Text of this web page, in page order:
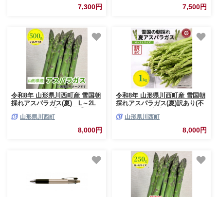
7,300円 7,500円
令和8年 山形県川西町産 雪国朝
採れアスパラガス(夏) L～2L
山形県川西町
8,000円
令和8年 山形県川西町産 雪国朝
採れアスパラガス(夏)訳あり(不
1kg【1764660】
山形県川西町
8,000円